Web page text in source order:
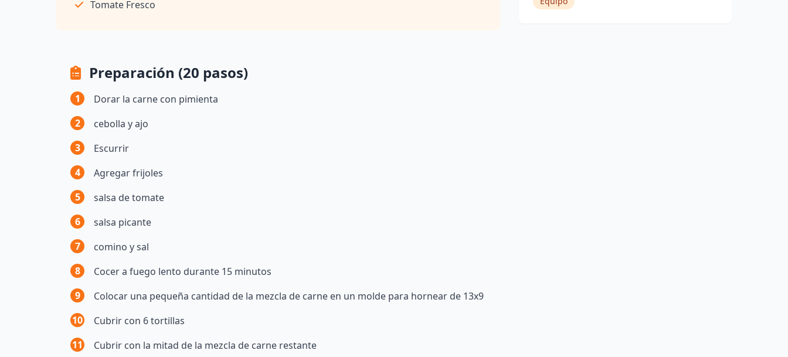
Tomate Fresco
Preparación (20 pasos)
1
Dorar la carne con pimienta
2
cebolla y ajo
3
Escurrir
4
Agregar frijoles
5
salsa de tomate
6
salsa picante
7
comino y sal
8
Cocer a fuego lento durante 15 minutos
9
Colocar una pequeña cantidad de la mezcla de carne en un molde para hornear de 13x9
10
Cubrir con 6 tortillas
11
Cubrir con la mitad de la mezcla de carne restante